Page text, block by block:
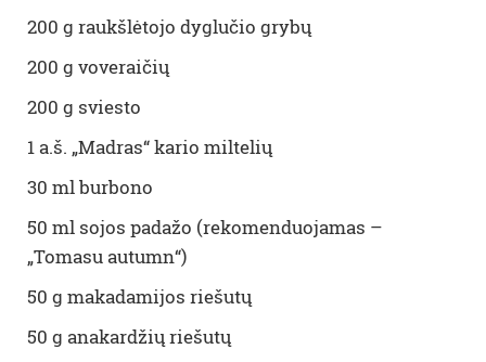
200 g raukšlėtojo dyglučio grybų
200 g voveraičių
200 g sviesto
1 a.š. „Madras“ kario miltelių
30 ml burbono
50 ml sojos padažo (rekomenduojamas –
„Tomasu autumn“)
50 g makadamijos riešutų
50 g anakardžių riešutų